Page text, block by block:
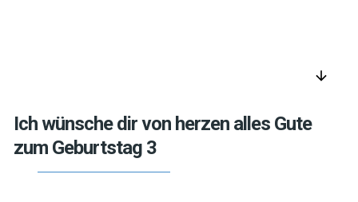
arrow_downward
Ich wünsche dir von herzen alles Gute
zum Geburtstag 3